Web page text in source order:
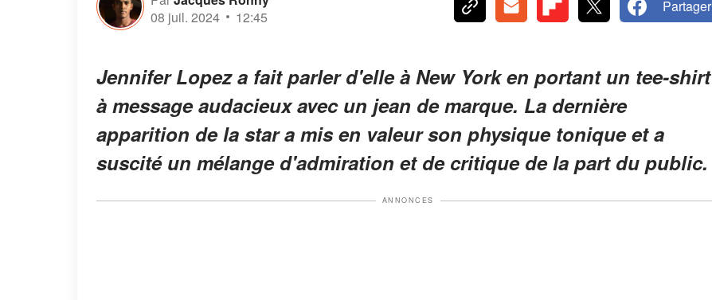
08 juil. 2024
12:45
Partager
Jennifer Lopez a fait parler d'elle à New York en portant un tee-shirt
à message audacieux avec un jean de marque. La dernière
apparition de la star a mis en valeur son physique tonique et a
suscité un mélange d'admiration et de critique de la part du public.
ANNONCES